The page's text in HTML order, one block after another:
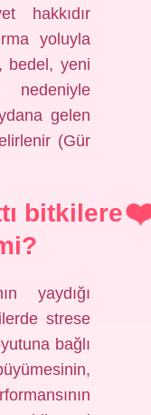
hakkıdır
yoluyla
bedel, yeni
gelen
(Gür
bitkilere
yaydığı
strese
bağlı